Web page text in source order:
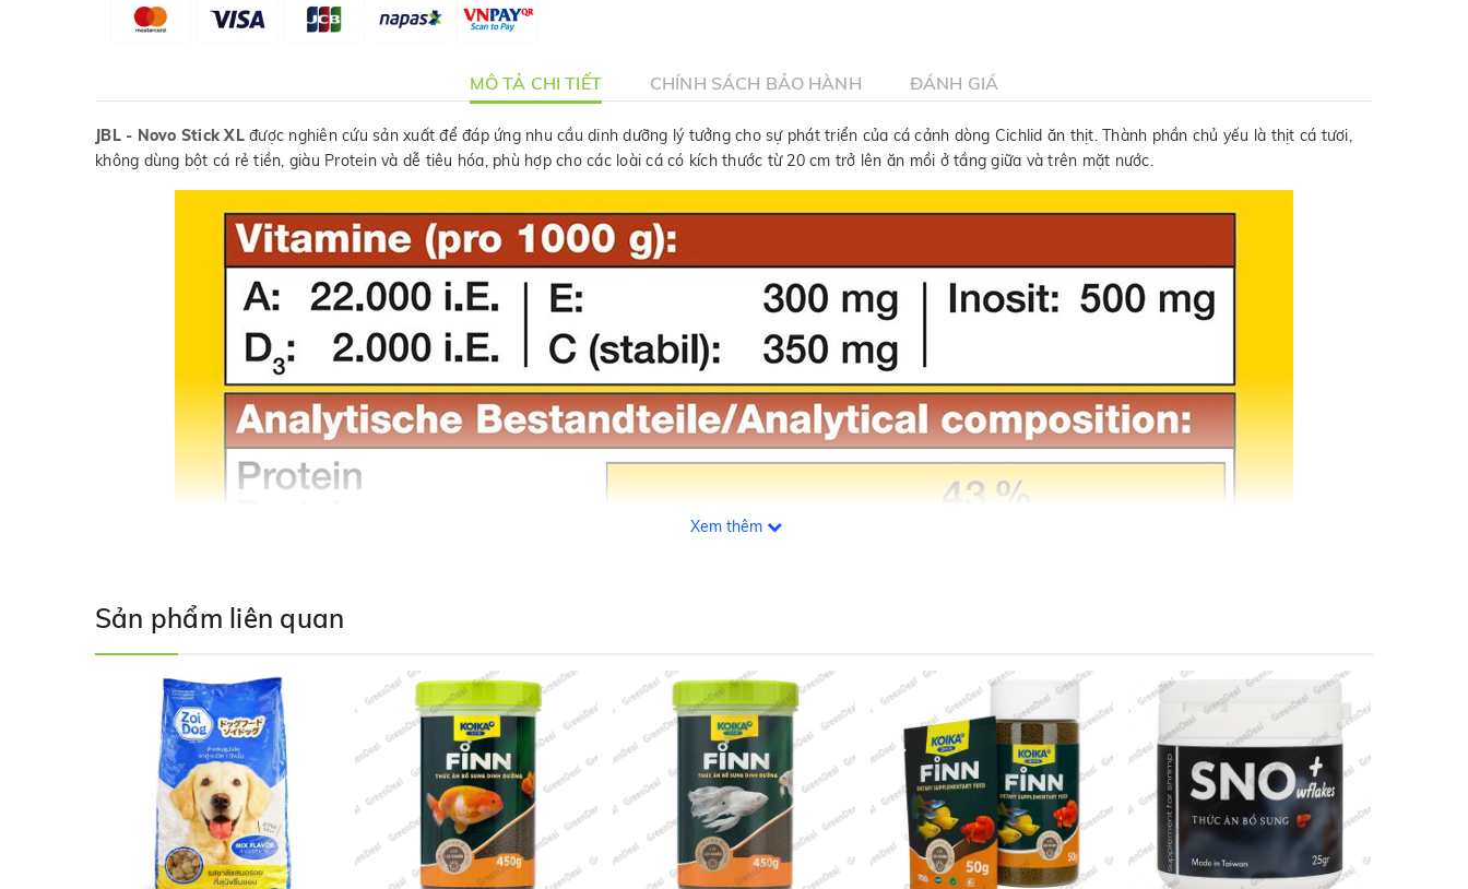
MÔ TẢ CHI TIẾT CHÍNH SÁCH BẢO HÀNH ĐÁNH GIÁ
JBL - Novo Stick XLđược nghiên cứu sản xuất để đáp ứng nhu cầu dinh dưỡng lý tưởng cho sự phát triển của cá cảnh dòng Cichlid ăn thịt. Thành phần chủ yếu là thịt cá tươi,
không dùng bột cá rẻ tiền, giàu Protein và dễ tiêu hóa, phù hợp cho các loài cá có kích thước từ 20 cm trở lên ăn mồi ở tầng giữa và trên mặt nước.
Khi sử dụng JBL- Novo Stick XL tình trạng phát triển của tảo hại giảm hơn so với các loại thức ăn khô khác vì thức ăn dễ tiêu hóa, cá đi phân giảm nên không làm tăng nồng độ
Phosphate, chất lượng nước cũng trở nên tốt hơn.
Xem thêm
Sản phẩm liên quan